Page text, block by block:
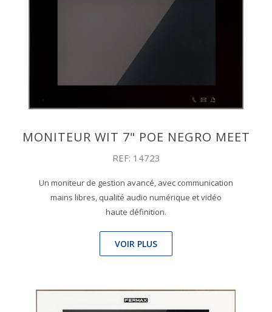
MONITEUR WIT 7" POE NEGRO MEET
REF: 14723
Un moniteur de gestion avancé, avec communication
mains libres, qualité audio numérique et vidéo
haute définition.
VOIR PLUS